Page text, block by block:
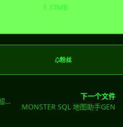
1.17MB
粉丝
2022 最新版 SQL Fucker 1.7 超强注入爆破工具
下一个文件
MONSTER SQL 地图助手GEN